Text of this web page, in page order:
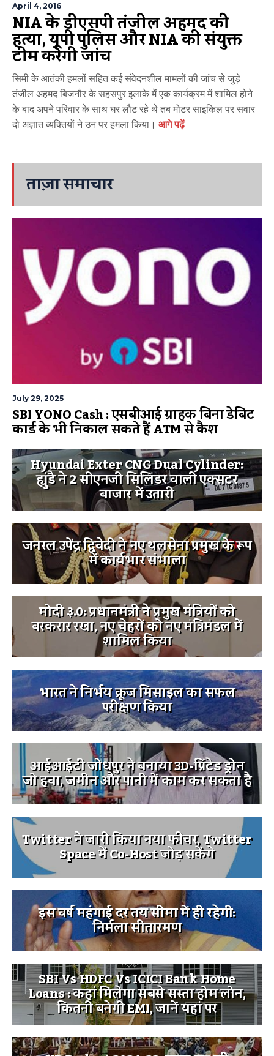
April 4, 2016
NIA के डीएसपी तंजील अहमद की
हत्या, यूपी पुलिस और NIA की संयुक्त
टीम करेगी जांच
सिमी के आतंकी हमलों सहित कई संवेदनशील मामलों की जांच से जुड़े
तंजील अहमद बिजनौर के सहसपुर इलाके में एक कार्यक्रम में शामिल होने
के बाद अपने परिवार के साथ घर लौट रहे थे तब मोटर साइकिल पर सवार
दो अज्ञात व्यक्तियों ने उन पर हमला किया। आगे पढ़ें
ताज़ा समाचार
July 29, 2025
SBI YONO Cash : एसबीआई ग्राहक बिना डेबिट
कार्ड के भी निकाल सकते हैं ATM से कैश
Hyundai Exter CNG Dual Cylinder:
ह्युंडै ने 2 सीएनजी सिलिंडर वाली एक्सटर
बाजार में उतारी
जनरल उपेंद्र द्विवेदी ने नए थलसेना प्रमुख के रूप
में कार्यभार संभाला
मोदी ३.0: प्रधानमंत्री ने प्रमुख मंत्रियों को
बरकरार रखा, नए चेहरों को नए मंत्रिमंडल में
शामिल किया
भारत ने निर्भय क्रूज मिसाइल का सफल
परीक्षण किया
आईआईटी जोधपुर ने बनाया 3D-प्रिंटेड ड्रोन
जो हवा, जमीन और पानी में काम कर सकता है
Twitter ने जारी किया नया फीचर, Twitter
Space में Co-Host जोड़ सकेंगे
इस वर्ष महंगाई दर तय सीमा में ही रहेगी:
निर्मला सीतारमण
SBI Vs HDFC Vs ICICI Bank Home
Loans : कहां मिलेगा सबसे सस्ता होम लोन,
कितनी बनेगी EMI, जानें यहां पर